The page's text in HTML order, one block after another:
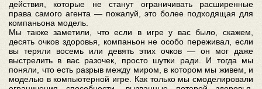
действия, которые не станут ограничивать расширенные
права самого агента — пожалуй, это более подходящая для
компаньона модель.
Мы также заметили, что если в игре у вас было, скажем,
десять очков здоровья, компаньон не особо переживал, если
вы теряли восемь или девять этих очков — он мог даже
выстрелить в вас разочек, просто шутки ради. И тогда мы
поняли, что есть разрыв между миром, в котором мы живем, и
моделью в компьютерной игре. Как только мы смоделировали